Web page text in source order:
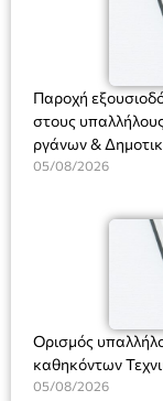
και στο
(Είσοδος
ΘΕΑΤΡΙΚΕΣ
Παροχή
στους
ργάνων &
Υπηρεσιών για
(Ν. 5314/2026).»
05/08/2026
Ορισμός
καθηκόντων
05/08/2026